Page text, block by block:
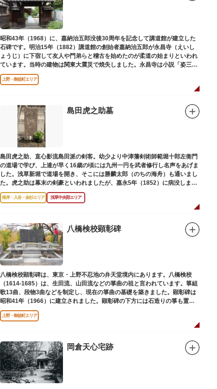
昭和43年（1968）に、嘉納治五郎没後30周年を記念して講道館が建立した
石碑です。明治15年（1882）講道館の創始者嘉納治五郎が永昌寺（えいし
ょうじ）に下宿して友人や門弟らと稽古を始めたのが柔道の始まりといわれ
ています。当時の建物は関東大震災で焼失しました。永昌寺は小説「姿三四
郎」に登場する隆昌寺のモデルでもあります。
上野・御徒町エリア
島田虎之助墓
島田虎之助、直心影流島田派の剣客。幼少より中津藩剣術師範堀十郎左衛門
の道場で学び、上達が早く16歳の頃には九州一円を武者修行し名声をあげま
した。浅草新堀で道場を開き、そこには勝麟太郎（のちの海舟）も通いまし
た。虎之助は幕末の剣豪といわれましたが、嘉永5年（1852）に病没しまし
た。お墓は正定寺（しょうじょうじ）にあります。
根岸・入谷・金杉エリア 浅草中央部エリア
八橋検校顕彰碑
八橋検校顕彰碑は、東京・上野不忍池の弁天堂境内にあります。八橋検校
（1614-1685）は、生田流、山田流などの箏曲の祖と言われています。箏組
歌13曲、段物3曲などを制定し、現在の箏曲の基礎を築きました。顕彰碑は
昭和41年（1966）に建立されました。顕彰碑の下方には石造りの箏も置か
れています。
上野・御徒町エリア
岡倉天心宅跡